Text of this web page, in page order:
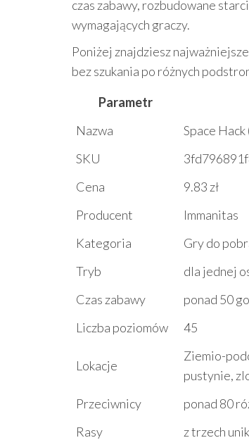
czas zabawy, rozbudowane
wymagających graczy.
Poniżej znajdziesz
bez szukania po różnych
Parametr
Nazwa
Space
SKU
Cena
9.83 zł
Producent
Immanitas
Kategoria
Gry do
Tryb
dla jednej
Czas zabawy
ponad 50
Liczba poziomów
45
Lokacje
Ziemio-
pustynie,
Przeciwnicy
ponad 80
Rasy
z trzech